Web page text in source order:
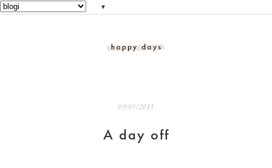
▼
09/05/2013
A day off